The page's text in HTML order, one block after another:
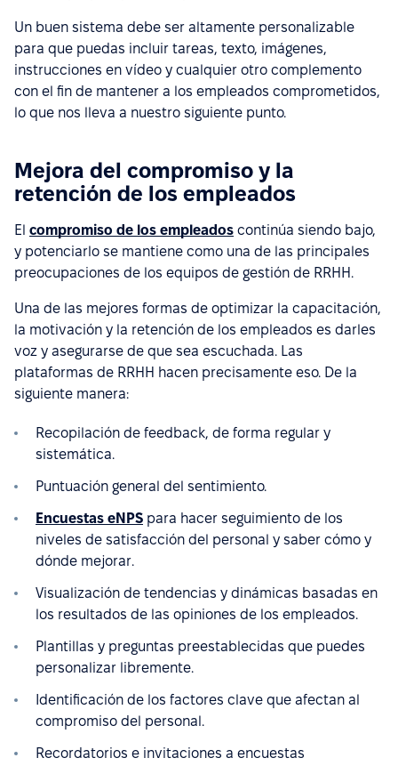
Un buen sistema debe ser altamente personalizable
para que puedas incluir tareas, texto, imágenes,
instrucciones en vídeo y cualquier otro complemento
con el fin de mantener a los empleados comprometidos,
lo que nos lleva a nuestro siguiente punto.
Mejora del compromiso y la
retención de los empleados
El compromiso de los empleados continúa siendo bajo,
y potenciarlo se mantiene como una de las principales
preocupaciones de los equipos de gestión de RRHH.
Una de las mejores formas de optimizar la capacitación,
la motivación y la retención de los empleados es darles
voz y asegurarse de que sea escuchada. Las
plataformas de RRHH hacen precisamente eso. De la
siguiente manera:
Recopilación de feedback, de forma regular y
sistemática.
Puntuación general del sentimiento.
Encuestas eNPS para hacer seguimiento de los
niveles de satisfacción del personal y saber cómo y
dónde mejorar.
Visualización de tendencias y dinámicas basadas en
los resultados de las opiniones de los empleados.
Plantillas y preguntas preestablecidas que puedes
personalizar libremente.
Identificación de los factores clave que afectan al
compromiso del personal.
Recordatorios e invitaciones a encuestas